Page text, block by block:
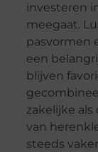
investeren
meegaat.
pasvormen
een
blijven
zakelijke
van
steeds